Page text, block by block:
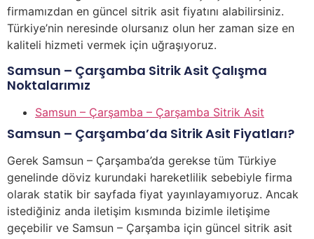
firmamızdan en güncel sitrik asit fiyatını alabilirsiniz.
Türkiye’nin neresinde olursanız olun her zaman size en
kaliteli hizmeti vermek için uğraşıyoruz.
Samsun – Çarşamba Sitrik Asit Çalışma
Noktalarımız
Samsun – Çarşamba – Çarşamba Sitrik Asit
Samsun – Çarşamba’da Sitrik Asit Fiyatları?
Gerek Samsun – Çarşamba’da gerekse tüm Türkiye
genelinde döviz kurundaki hareketlilik sebebiyle firma
olarak statik bir sayfada fiyat yayınlayamıyoruz. Ancak
istediğiniz anda iletişim kısmında bizimle iletişime
geçebilir ve Samsun – Çarşamba için güncel sitrik asit